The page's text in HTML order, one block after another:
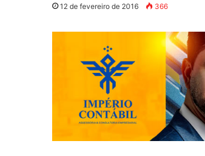
12 de fevereiro de 2016 366